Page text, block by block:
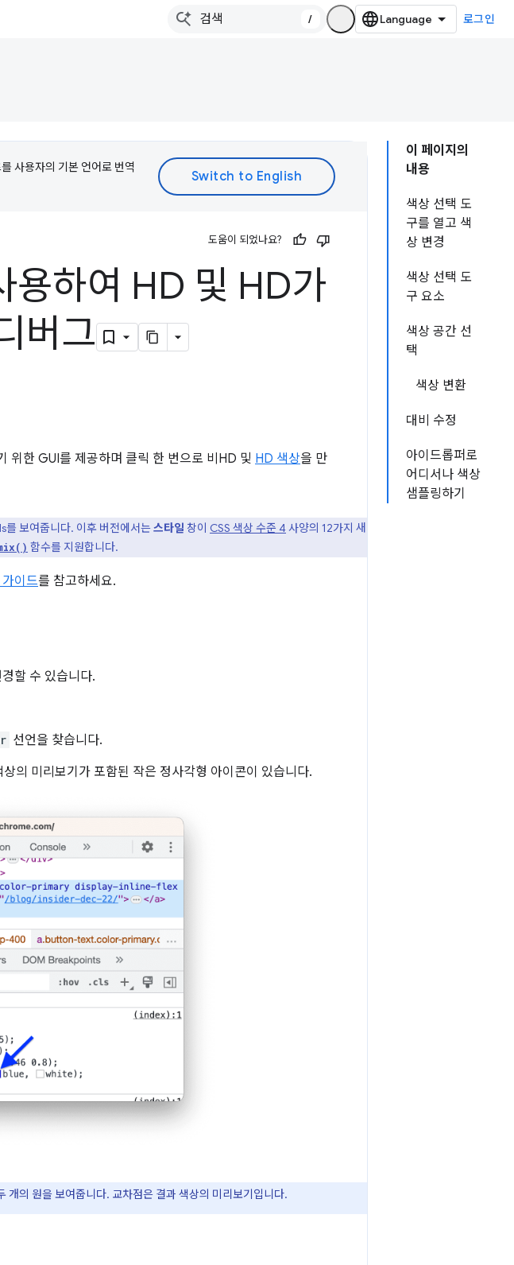
/ 로그인
이 페이지의
내용
색상 선택 도
구를 열고 색
상 변경
색상 선택 도
구 요소
색상 공간 선
택
색상 변환
대비 수정
아이드롭퍼로
어디서나 색상
샘플링하기
사용자의 기본 언어로 번역
도움이 되었나요?
용하여 HD 및 HD가
버그
위한 GUI를 제공하며 클릭 한 번으로 비HD 및 HD 색상을 만
보여줍니다. 이후 버전에서는스타일 창이 CSS 색상 수준 4 사양의 12가지 새
함수를 지원합니다.
이드를 참고하세요.
할 수 있습니다.
선언을 찾습니다.
의 미리보기가 포함된 작은 정사각형 아이콘이 있습니다.
개의 원을 보여줍니다. 교차점은 결과 색상의 미리보기입니다.